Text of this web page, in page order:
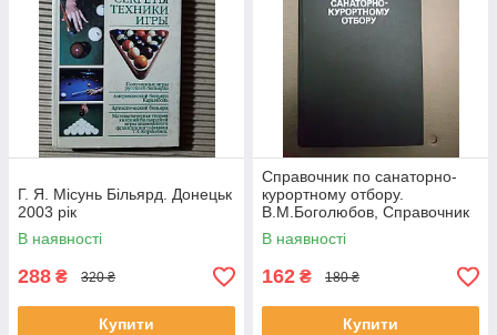
Г. Я. Місунь Більярд. Донецьк
2003 рік
В наявності
288 ₴ 320 ₴
Купити
Справочник по санаторно-
курортному отбору.
В.М.Боголюбов, Справочник
по санаторно-курортному
отбору.
В наявності
162 ₴ 180 ₴
Купити